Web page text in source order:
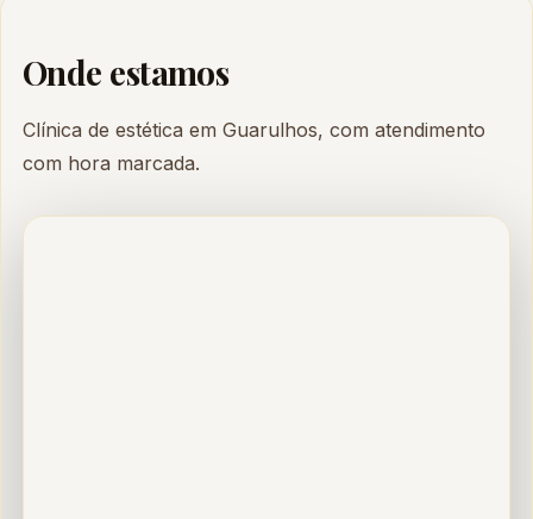
Onde estamos
Clínica de estética em Guarulhos, com atendimento
com hora marcada.